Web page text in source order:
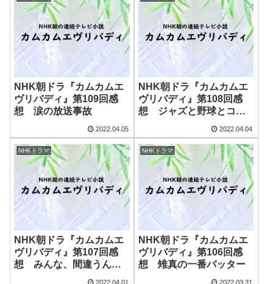
NHK朝ドラ『カムカムエ
ヴリバディ』第109回感
想 涙の放送事故
2022.04.05
NHK朝ドラ『カムカムエ
ヴリバディ』第108回感
想 ジャズと野球とコー
2022.04.04
NHKドラマ
NHK朝ドラ『カムカムエ
ヴリバディ』第107回感
想 みんな、間違うんで
2022.04.01
NHKドラマ
NHK朝ドラ『カムカムエ
ヴリバディ』第106回感
想 雉真の一番バッター
2022.03.31